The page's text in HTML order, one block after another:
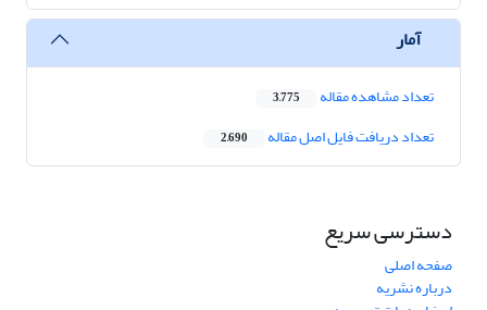
آمار
تعداد مشاهده مقاله 3,775
تعداد دریافت فایل اصل مقاله 2,690
دسترسی سریع
صفحه اصلی
درباره نشریه